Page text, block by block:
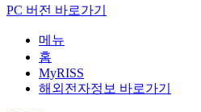
PC 버전 바로가기
메뉴
홈
MyRISS
해외전자정보 바로가기